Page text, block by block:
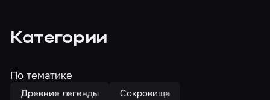
Категории
По тематике
Древние легенды
Сокровища